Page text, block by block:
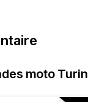
moto Turin